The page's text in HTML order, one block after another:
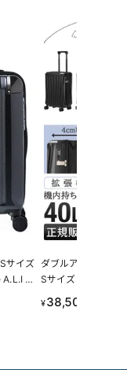
サイズ
As
ダブルアンドデイ
Sサイズ SS 40L/
ー スオラ W＆
¥38,500